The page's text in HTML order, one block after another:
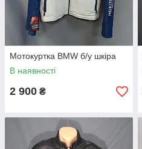
Мотокуртка BMW б/у шкіра
В наявності
2 900 ₴